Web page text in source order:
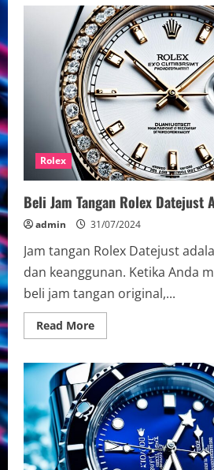
Jam
Tangan
Rolex
Daytona
Asli
–
Informasi
Terkini
Rolex
Beli Jam Tangan Rolex Datejust
admin 31/07/2024
Jam tangan Rolex Datejust
dan keanggunan. Ketika Anda
beli jam tangan original,...
Read MoreRead
more
Jam
Tangan
Rolex
Datejust
Asli
–
Garansi
Resmi